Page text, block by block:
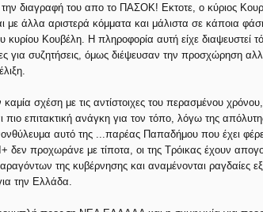
διαγραφή του απο το ΠΑΣΟΚ! Εκτοτε, ο κύριος
άλλα αριστερά κόμματα και μάλιστα σε κάποια
κυρίου Κουβέλη. Η πληροφορία αυτή είχε διαψευστεί
για συζητήσεις, όμως διέψευσαν την προσχώρηση
καμία σχέση με τις αντίστοιχες του περασμένου χρόνου,
πιο επιτακτική ανάγκη για τον τόπο, λόγω της
αυτό της ...παρέας Παπαδήμου που έχει
δεν προχωράνε με τίποτα, οι της Τρόικας έχουν
της κυβέρνησης και αναμένονται ραγδαίες
την Ελλάδα.